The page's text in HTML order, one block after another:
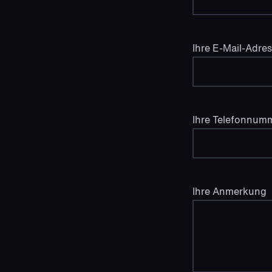
Ihre E-Mail-
Ihre
Ihre Anmerkung